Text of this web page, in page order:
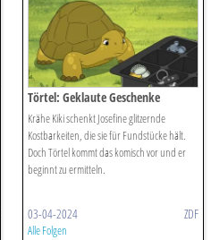
Törtel: Geklaute Geschenke
Krähe Kiki schenkt Josefine glitzernde
Kostbarkeiten, die sie für Fundstücke hält.
Doch Törtel kommt das komisch vor und er
beginnt zu ermitteln.
03-04-2024 ZDF
Alle Folgen